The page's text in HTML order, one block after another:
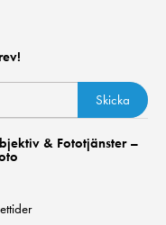
Skicka
& Fototjänster –